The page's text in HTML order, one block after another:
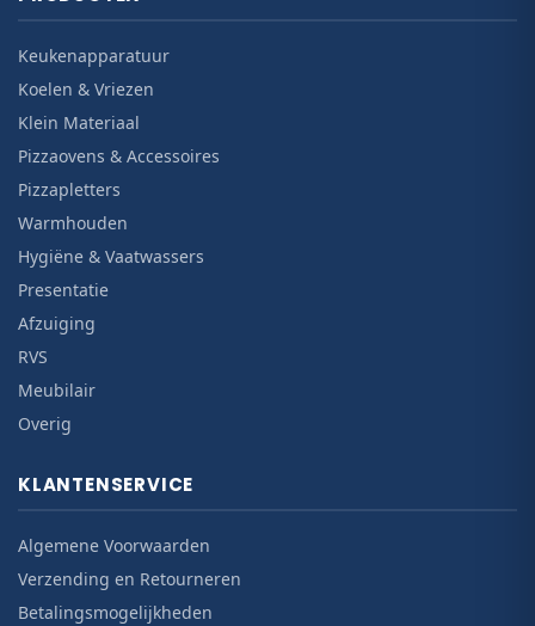
Keukenapparatuur
Koelen & Vriezen
Klein Materiaal
Pizzaovens & Accessoires
Pizzapletters
Warmhouden
Hygiëne & Vaatwassers
Presentatie
Afzuiging
RVS
Meubilair
Overig
KLANTENSERVICE
Algemene Voorwaarden
Verzending en Retourneren
Betalingsmogelijkheden